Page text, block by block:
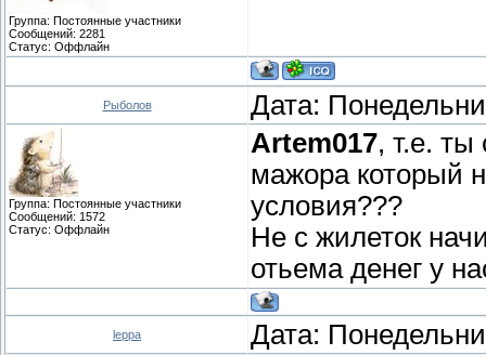
Группа: Постоянные участники
Сообщений: 2281
Статус: Оффлайн
Рыболов Дата:
Группа: Постоянные участники
Сообщений: 1572
Статус: Оффлайн
Artem017, т.е. ты
мажора который
условия???
Не с жилеток
отьема денег у
leppa Дата: